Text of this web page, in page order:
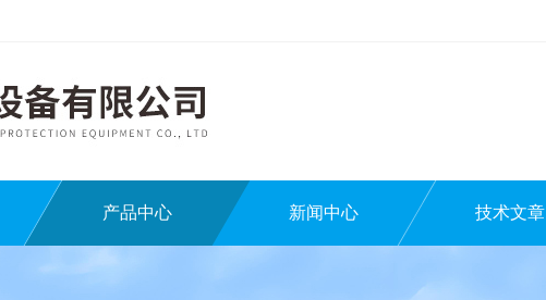
产品中心 新闻中心 技术文章